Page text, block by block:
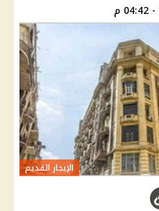
الإيجار القديم